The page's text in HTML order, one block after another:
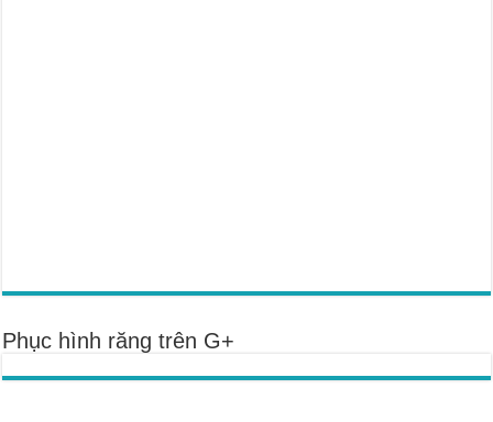
Phục hình răng trên G+